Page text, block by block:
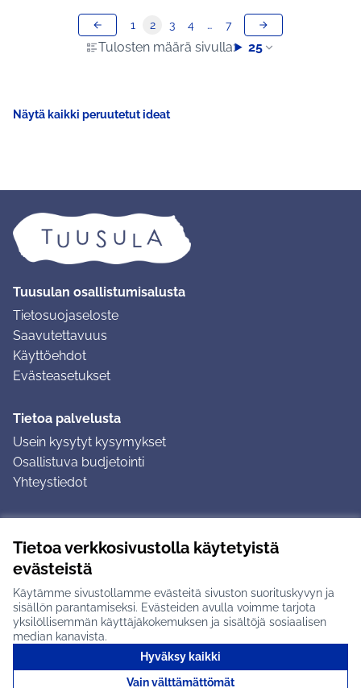
Tietoa verkkosivustolla käytetyistä
evästeistä
Käytämme sivustollamme evästeitä sivuston suorituskyvyn ja
sisällön parantamiseksi. Evästeiden avulla voimme tarjota
yksilöllisemmän käyttäjäkokemuksen ja sisältöjä sosiaalisen
median kanavista.
Hyväksy kaikki
Vain välttämättömät
Tulosten määrä sivulla: 25
1 2 3 4 … 7
Näytä kaikki peruutetut ideat
Tuusulan osallistumisalusta
Tietosuojaseloste
Saavutettavuus
Käyttöehdot
Evästeasetukset
Tietoa palvelusta
Usein kysytyt kysymykset
Osallistuva budjetointi
Yhteystiedot
Ohjeet kirjautumiseen
Ohjeet kommentin jättämiseen
Tuusulan osallistumisalusta X-palvelussa